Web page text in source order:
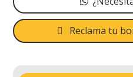
Reclama tu